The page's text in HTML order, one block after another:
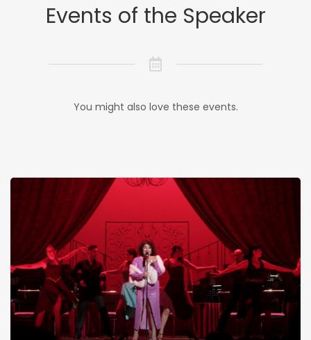
Events of the Speaker
You might also love these events.